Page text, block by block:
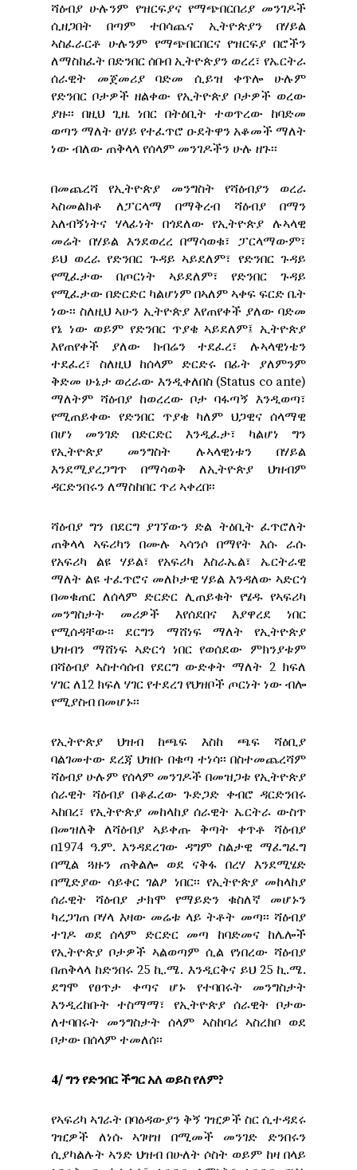
ሻዕብያ ሁሉንም የዝርፍያና የማጭበርበሪያ መንገዶች
ሲዘጋበት በጣም ተበሳጨና ኢትዮጵያን በሃይል
ኣስፈራርቶ ሁሉንም የማጭበርበርና የዝርፍያ በሮችን
ለማስከፈት በድንበር ሰበብ ኢትዮጵያን ወረረ፣ የኤርትራ
ሰራዊት መጀመሪያ ባድመ ሲይዝ ቀጥሎ ሁሉም
የድንበር ቦታዎች ዘልቀው የኢትዮጵያ ቦታዎች ወረው
ያዙ፡፡ በዚህ ጊዜ ነበር በትዕቢት ተወጥረው ከባድመ
ወጣን ማለት ፀሃይ የተፈጥሮ ዑደትዋን አቆመች ማለት
ነው ብለው ጠቅላላ የሰላም መንገዶችን ሁሉ ዘጉ፡፡
በመጨረሻ የኢትዮጵያ መንግስት የሻዕብያን ወረራ
ኣስመልክቶ ለፓርላማ በማቅረብ ሻዕብያ በማን
አለብኝነትና ሃላፊነት በጎደለው የኢትዮጵያ ሉኣላዊ
መሬት በሃይል እንደወረረ በማሳወቁ፣ ፓርላማውም፣
ይህ ወረራ የድንበር ጉዳይ ኣይደለም፣ የድንበር ጉዳይ
የሚፈታው በጦርነት ኣይደለም፣ የድንበር ጉዳይ
የሚፈታው በድርድር ካልሆነም በኣለም ኣቀፍ ፍርድ ቤት
ነው፡፡ ስለዚህ ኣሁን ኢትዮጵያ እየጠየቀች ያለው ባድመ
የኔ ነው ወይም የድንበር ጥያቄ ኣይደለም፤ ኢትዮጵያ
እየጠየቀች ያለው ክብሬን ተደፈረ፣ ሉኣላዊነቴን
ተደፈረ፣ ስለዚህ ከሰላም ድርድሩ በፊት ያለምንም
ቅድመ ሁኔታ ወረራው እንዲቀለበስ (Status co ante)
ማለትም ሻዕብያ ከወረረው ቦታ ባፋጣኝ እንዲወጣ፣
የሚጠይቀው የድንበር ጥያቄ ካለም ህጋዊና ሰላማዊ
በሆነ መንገድ በድርድር እንዲፈታ፣ ካልሆነ ግን
የኢትዮጵያ መንግስት ሉኣላዊነቱን በሃይል
እንደሚያረጋግጥ በማሳወቅ ለኢትዮጵያ ህዝብም
ዳርድንበሩን ለማስከበር ጥሪ ኣቀረበ፡፡
ሻዕብያ ግን በደርግ ያገኘውን ድል ትዕቢት ፈጥሮለት
ጠቅላላ ኣፍሪካን በሙሉ ኣሳንሶ በማየት እሱ ራሱ
የአፍሪካ ልዩ ሃይል፣ የአፍሪካ እስራኤል፣ ኤርትራዊ
ማለት ልዩ ተፈጥሮና መለኮታዊ ሃይል እንዳለው ኣድርጎ
በመቁጠር ለሰላም ድርድር ሊጠይቁት የሄዱ የኣፍሪካ
መንግስታት መሪዎች እየሰደበና እያዋረደ ነበር
የሚሰዳቸው፡፡ ደርግን ማሸነፍ ማለት የኢትዮጵያ
ህዝብን ማሸነፍ ኣድርጎ ነበር የወሰደው ምክንያቱም
በሻዕብያ ኣስተሳሰብ የደርግ ውድቀት ማለት 2 ክፍለ
ሃገር ለ12 ክፍለ ሃገር የተደረገ የህዝቦች ጦርነት ነው ብሎ
የሚያስብ በመሆኑ፡፡
የኢትዮጵያ ህዝብ ከጫፍ እስከ ጫፍ ሻዕቢያ
ባልገመተው ደረጃ ህዝቡ በቁጣ ተነሳ፡፡ በስተመጨረሻም
ሻዕብያ ሁሉም የሰላም መንገዶች በመዝጋቱ የኢትዮጵያ
ሰራዊት ሻዕብያ በቆፈረው ጉድጋድ ቀብሮ ዳርድንበሩ
ኣከበረ፣ የኢትዮጵያ መከላከያ ሰራዊት ኤርትራ ውስጥ
በመዝለቅ ለሻዕብያ ኣይቀጡ ቅጣት ቀጥቶ ሻዕብያ
በ1974 ዓ.ም. እንዳደረገው ዳግም ስልታዊ ማፈግፈግ
በሚል ጓዙን ጠቅልሎ ወደ ናቅፋ በረሃ እንደሚሄድ
በሚድያው ሳይቀር ገልፆ ነበር፡፡ የኢትዮጵያ መከላከያ
ሰራዊት ሻዕብያ ታክሞ የማይድን ቁስለኛ መሆኑን
ካረጋገጠ ቦሃላ እዛው መሬቱ ላይ ትቶት መጣ፡፡ ሻዕብያ
ተገዶ ወደ ሰላም ድርድር መጣ ከባድመና ከሌሎች
የኢትዮጵያ ቦታዎች ኣልወጣም ሲል የነበረው ሻዕብያ
በጠቅላላ ከድንበሩ 25 ኪ.ሜ. እንዲርቅና ይህ 25 ኪ.ሜ.
ደግሞ የፀጥታ ቀጣና ሆኑ የተባበሩት መንግስታት
እንዲረከቡት ተስማማ፣ የኢትዮጵያ ሰራዊት ቦታው
ለተባበሩት መንግስታት ሰላም ኣስከባሪ ኣስረክቦ ወደ
ቦታው በሰላም ተመለሰ፡፡
4/ ግን የድንበር ችግር አለ ወይስ የለም?
የኣፍሪካ ኣገራት በባዕዳውያን ቅኝ ገዢዎች ስር ሲተዳደሩ
ገዢዎች ለነሱ ኣገዛዝ በሚመች መንገድ ድንበሩን
ሲያካልሉት ኣንድ ህዝብ በሁለት ሶስት ወይም ከዛ በላይ